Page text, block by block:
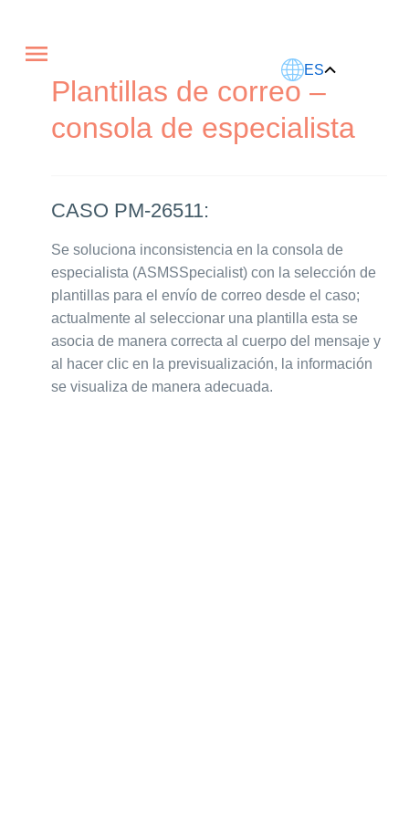
ES
Plantillas de correo –
consola de especialista
CASO PM-26511:
Se soluciona inconsistencia en la consola de
especialista (ASMSSpecialist) con la selección de
plantillas para el envío de correo desde el caso;
actualmente al seleccionar una plantilla esta se
asocia de manera correcta al cuerpo del mensaje y
al hacer clic en la previsualización, la información
se visualiza de manera adecuada.